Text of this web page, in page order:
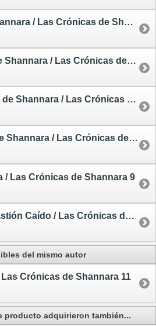
El Druida de Shannara / Las Crónicas de Shannara 5
La Reina Elfa de Shannara / Las Crónicas de Shannara 6
Los Talismanes de Shannara / Las Crónicas de Shannara 7
El Primer Rey de Shannara / Las Crónicas de Shannara 8
/ Las Crónicas de Shannara 9
El Tesoro de Bastión Caído / Las Crónicas de Shannara 10
del mismo autor
Las Crónicas de Shannara 11
producto adquirieron también...